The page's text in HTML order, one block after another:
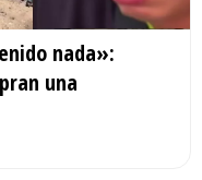
nada»:
una